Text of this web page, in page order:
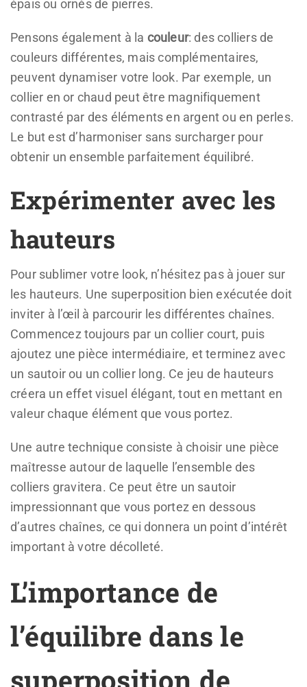
épais ou ornés de pierres.
Pensons également à la couleur: des colliers de
couleurs différentes, mais complémentaires,
peuvent dynamiser votre look. Par exemple, un
collier en or chaud peut être magnifiquement
contrasté par des éléments en argent ou en perles.
Le but est d’harmoniser sans surcharger pour
obtenir un ensemble parfaitement équilibré.
Expérimenter avec les
hauteurs
Pour sublimer votre look, n’hésitez pas à jouer sur
les hauteurs. Une superposition bien exécutée doit
inviter à l’œil à parcourir les différentes chaînes.
Commencez toujours par un collier court, puis
ajoutez une pièce intermédiaire, et terminez avec
un sautoir ou un collier long. Ce jeu de hauteurs
créera un effet visuel élégant, tout en mettant en
valeur chaque élément que vous portez.
Une autre technique consiste à choisir une pièce
maîtresse autour de laquelle l’ensemble des
colliers gravitera. Ce peut être un sautoir
impressionnant que vous portez en dessous
d’autres chaînes, ce qui donnera un point d’intérêt
important à votre décolleté.
L’importance de
l’équilibre dans le